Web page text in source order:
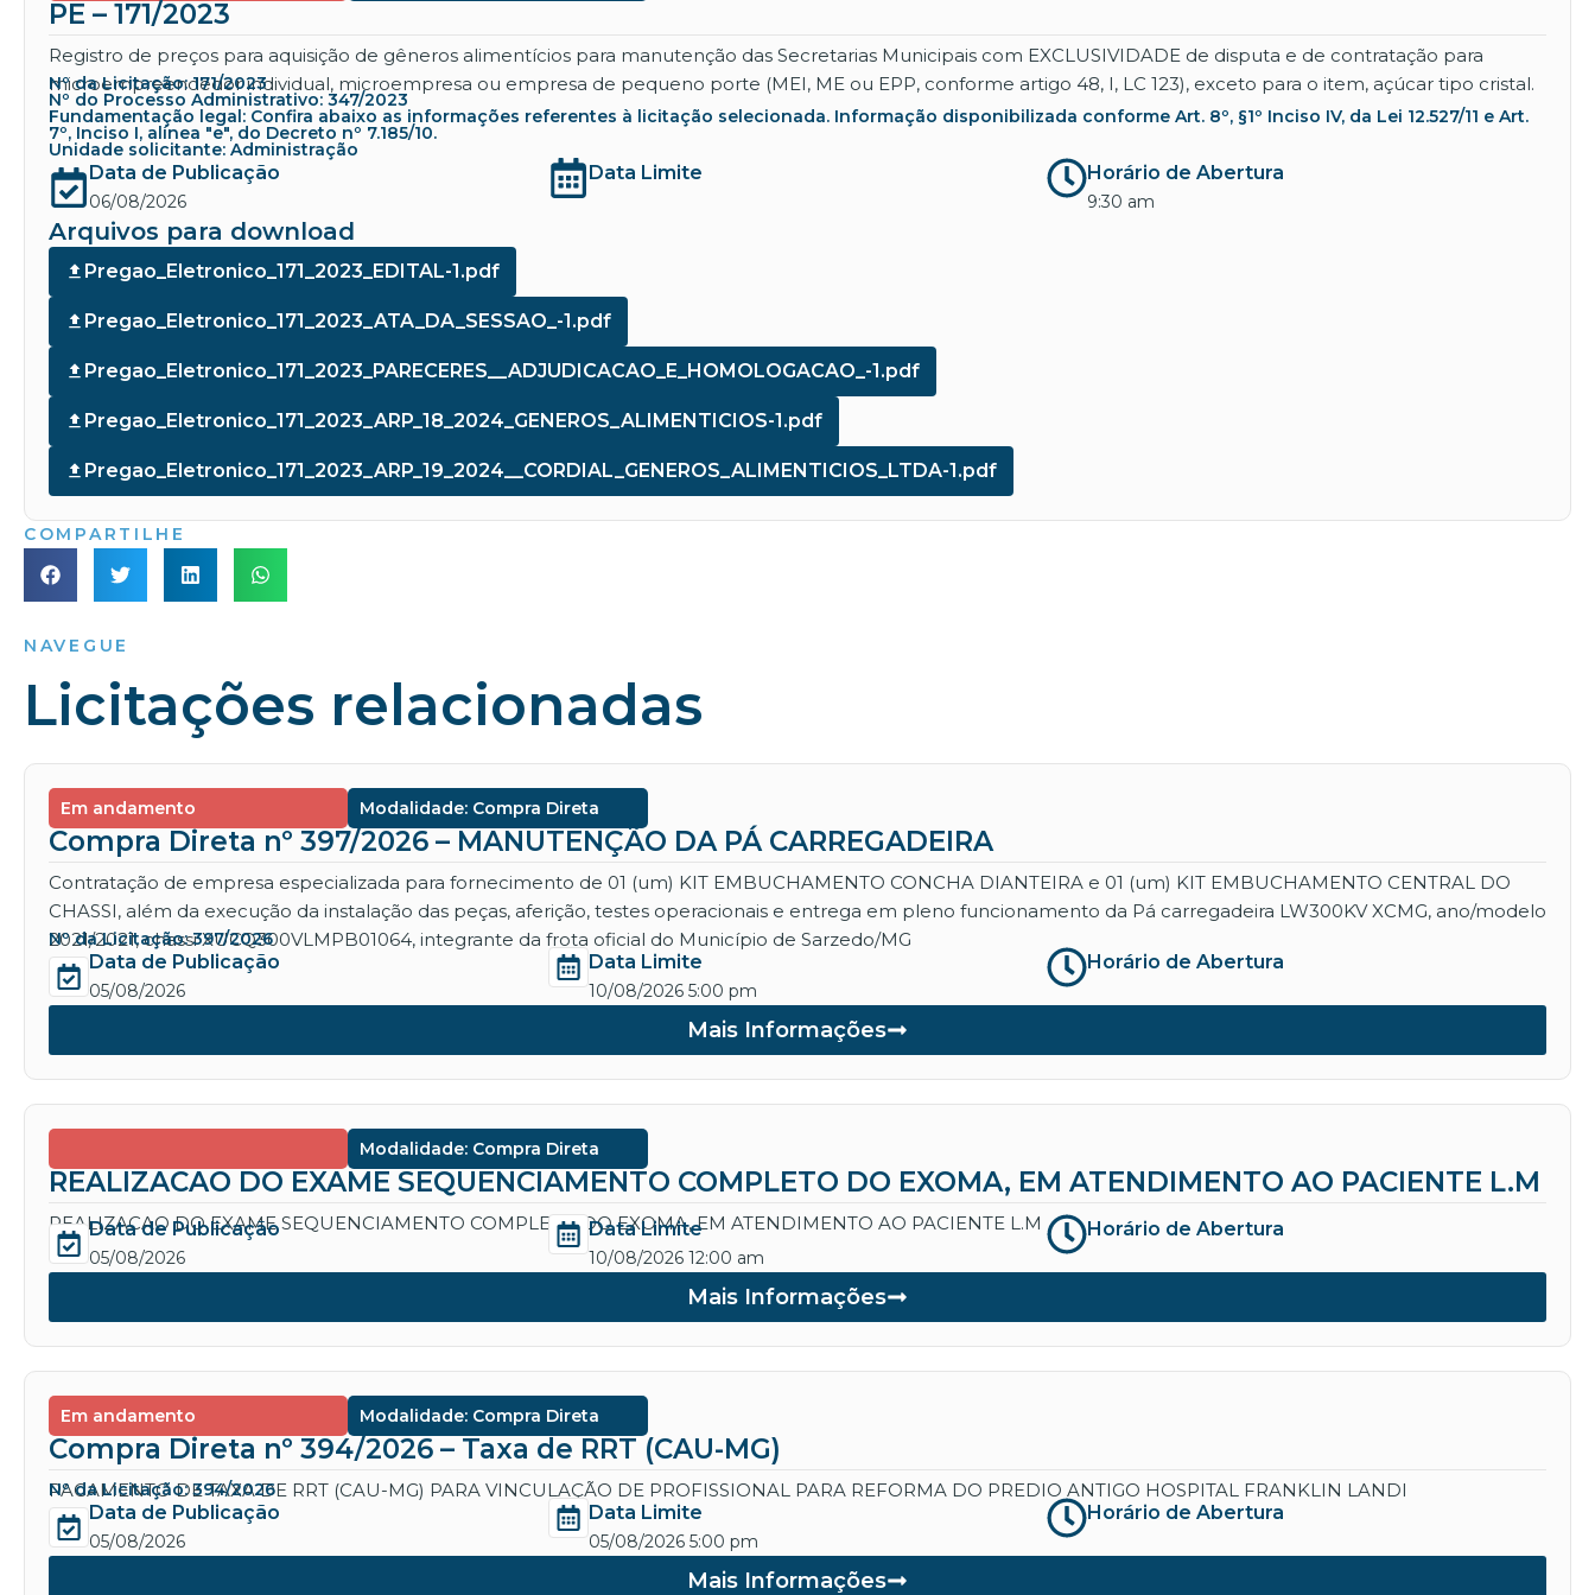
PE – 171/2023
Registro de preços para aquisição de gêneros alimentícios para manutenção das Secretarias Municipais com EXCLUSIVIDADE de disputa e de contratação para
microempreendedor individual, microempresa ou empresa de pequeno porte (MEI, ME ou EPP, conforme artigo 48, I, LC 123), exceto para o item, açúcar tipo cristal.
Nº da Licitação: 171/2023
Nº do Processo Administrativo: 347/2023
Fundamentação legal: Confira abaixo as informações referentes à licitação selecionada. Informação disponibilizada conforme Art. 8º, §1º Inciso IV, da Lei 12.527/11 e Art.
7º, Inciso I, alínea "e", do Decreto nº 7.185/10.
Unidade solicitante: Administração
Data de Publicação
06/08/2026
Data Limite Horário de Abertura
9:30 am
Arquivos para download
Pregao_Eletronico_171_2023_EDITAL-1.pdf
Pregao_Eletronico_171_2023_ATA_DA_SESSAO_-1.pdf
Pregao_Eletronico_171_2023_PARECERES__ADJUDICACAO_E_HOMOLOGACAO_-1.pdf
Pregao_Eletronico_171_2023_ARP_18_2024_GENEROS_ALIMENTICIOS-1.pdf
Pregao_Eletronico_171_2023_ARP_19_2024__CORDIAL_GENEROS_ALIMENTICIOS_LTDA-1.pdf
COMPARTILHE
NAVEGUE
Licitações relacionadas
Em andamento Modalidade: Compra Direta
Compra Direta nº 397/2026 – MANUTENÇÃO DA PÁ CARREGADEIRA
Contratação de empresa especializada para fornecimento de 01 (um) KIT EMBUCHAMENTO CONCHA DIANTEIRA e 01 (um) KIT EMBUCHAMENTO CENTRAL DO
CHASSI, além da execução da instalação das peças, aferição, testes operacionais e entrega em pleno funcionamento da Pá carregadeira LW300KV XCMG, ano/modelo
2021/2021, chassi XUCQ300VLMPB01064, integrante da frota oficial do Município de Sarzedo/MG
Nº da Licitação: 397/2026
Data de Publicação
05/08/2026
Data Limite
10/08/2026 5:00 pm
Horário de Abertura
Mais Informações
Modalidade: Compra Direta
REALIZACAO DO EXAME SEQUENCIAMENTO COMPLETO DO EXOMA, EM ATENDIMENTO AO PACIENTE L.M
REALIZACAO DO EXAME SEQUENCIAMENTO COMPLETO DO EXOMA, EM ATENDIMENTO AO PACIENTE L.M
Data de Publicação
05/08/2026
Data Limite
10/08/2026 12:00 am
Horário de Abertura
Mais Informações
Em andamento Modalidade: Compra Direta
Compra Direta nº 394/2026 – Taxa de RRT (CAU-MG)
PAGAMENTO DE TAXA DE RRT (CAU-MG) PARA VINCULAÇÃO DE PROFISSIONAL PARA REFORMA DO PREDIO ANTIGO HOSPITAL FRANKLIN LANDI
Nº da Licitação: 394/2026
Data de Publicação
05/08/2026
Data Limite
05/08/2026 5:00 pm
Horário de Abertura
Mais Informações